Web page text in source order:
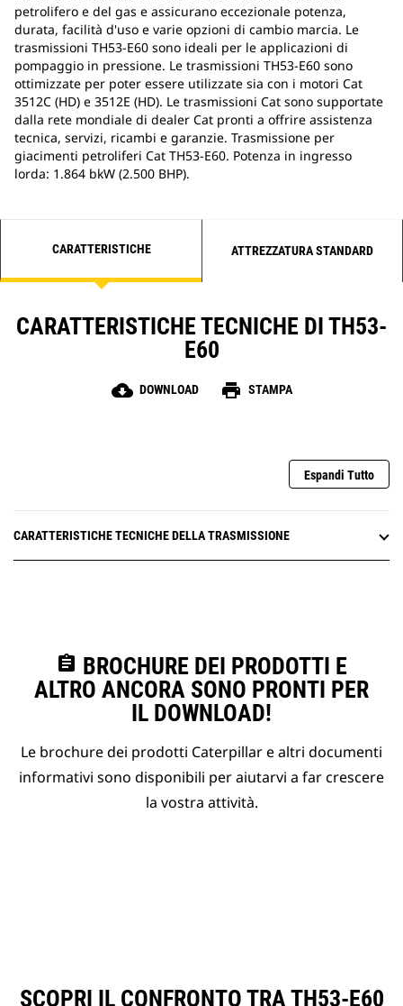
petrolifero e del gas e assicurano eccezionale potenza,
durata, facilità d'uso e varie opzioni di cambio marcia. Le
trasmissioni TH53-E60 sono ideali per le applicazioni di
pompaggio in pressione. Le trasmissioni TH53-E60 sono
ottimizzate per poter essere utilizzate sia con i motori Cat
3512C (HD) e 3512E (HD). Le trasmissioni Cat sono supportate
dalla rete mondiale di dealer Cat pronti a offrire assistenza
tecnica, servizi, ricambi e garanzie. Trasmissione per
giacimenti petroliferi Cat TH53-E60. Potenza in ingresso
lorda: 1.864 bkW (2.500 BHP).
CARATTERISTICHE ATTREZZATURA STANDARD
CARATTERISTICHE TECNICHE DI TH53-
E60
cloud_download DOWNLOAD print STAMPA
Espandi Tutto
CARATTERISTICHE TECNICHE DELLA TRASMISSIONE
assignment BROCHURE DEI PRODOTTI E
ALTRO ANCORA SONO PRONTI PER
IL DOWNLOAD!
Le brochure dei prodotti Caterpillar e altri documenti
informativi sono disponibili per aiutarvi a far crescere
la vostra attività.
SCOPRI IL CONFRONTO TRA TH53-E60